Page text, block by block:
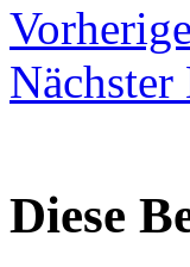
Nächster
Diese